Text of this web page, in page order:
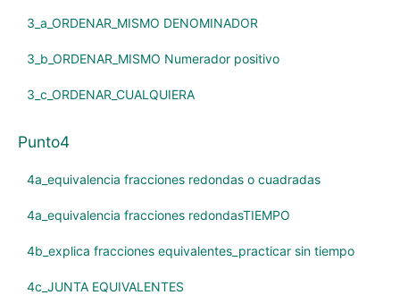
3_a_ORDENAR_MISMO DENOMINADOR
3_b_ORDENAR_MISMO Numerador positivo
3_c_ORDENAR_CUALQUIERA
Punto4
4a_equivalencia fracciones redondas o cuadradas
4a_equivalencia fracciones redondasTIEMPO
4b_explica fracciones equivalentes_practicar sin tiempo
4c_JUNTA EQUIVALENTES